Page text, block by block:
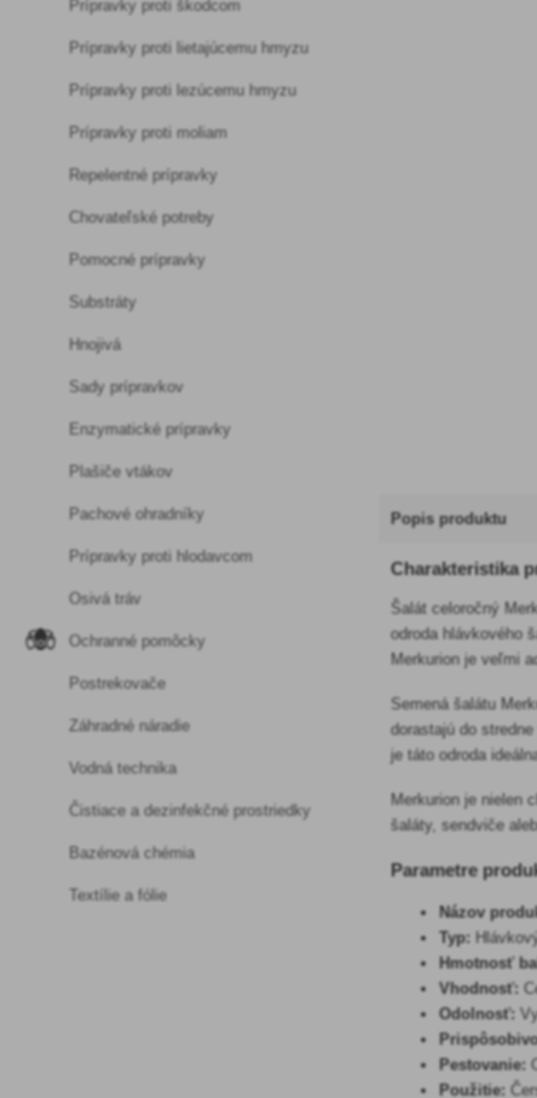
Prípravky proti škodcom
Prípravky proti lietajúcemu hmyzu
Prípravky proti lezúcemu hmyzu
Prípravky proti moliam
Repelentné prípravky
Chovateľské potreby
Pomocné prípravky
Substráty
Hnojivá
Sady prípravkov
Enzymatické prípravky
Plašiče vtákov
Pachové ohradníky
Prípravky proti hlodavcom
Osivá tráv
Ochranné pomôcky
Postrekovače
Záhradné náradie
Vodná technika
Čistiace a dezinfekčné prostriedky
Bazénová chémia
Textílie a fólie
Popis produktu
Charakteristika
Šalát celoročný
odroda hlávkového
Merkurion je veľmi
Semená šalátu
dorastajú do
je táto odroda
Merkurion je nielen
šaláty, sendviče
Parametre
Názov
Typ:
Hmotnosť
Vhodnosť:
Odolnosť:
Pestovanie:
Použitie: